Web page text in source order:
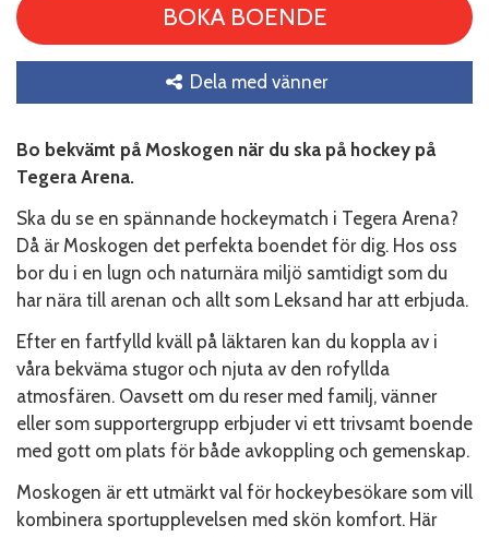
BOKA BOENDE
Dela med vänner
Bo bekvämt på Moskogen när du ska på hockey på
Tegera Arena.
Ska du se en spännande hockeymatch i Tegera Arena?
Då är Moskogen det perfekta boendet för dig. Hos oss
bor du i en lugn och naturnära miljö samtidigt som du
har nära till arenan och allt som Leksand har att erbjuda.
Efter en fartfylld kväll på läktaren kan du koppla av i
våra bekväma stugor och njuta av den rofyllda
atmosfären. Oavsett om du reser med familj, vänner
eller som supportergrupp erbjuder vi ett trivsamt boende
med gott om plats för både avkoppling och gemenskap.
Moskogen är ett utmärkt val för hockeybesökare som vill
kombinera sportupplevelsen med skön komfort. Här